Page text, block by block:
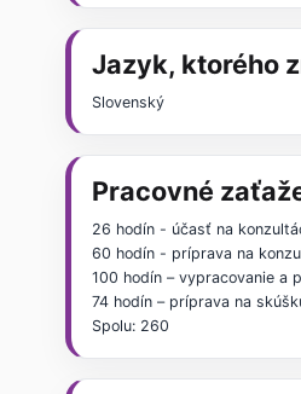
Jazyk, ktorého
Slovenský
Pracovné
26 hodín - účasť na
60 hodín - príprava na
100 hodín – vypracovanie a
74 hodín – príprava na
Spolu: 260